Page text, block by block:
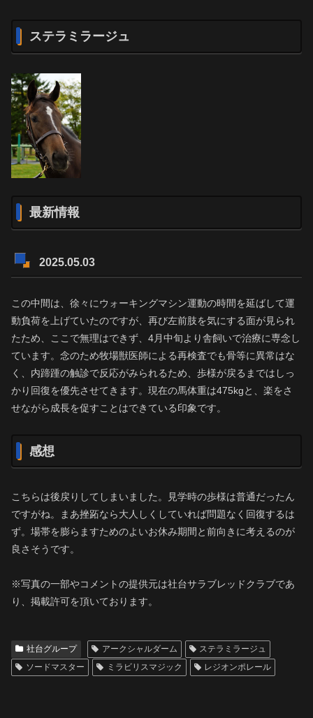
ステラミラージュ
最新情報
2025.05.03
この中間は、徐々にウォーキングマシン運動の時間を延ばして運
動負荷を上げていたのですが、再び左前肢を気にする面が見られ
たため、ここで無理はできず、4月中旬より舎飼いで治療に専念し
ています。念のため牧場獣医師による再検査でも骨等に異常はな
く、内蹄踵の触診で反応がみられるため、歩様が戻るまではしっ
かり回復を優先させてきます。現在の馬体重は475kgと、楽をさ
せながら成長を促すことはできている印象です。
感想
こちらは後戻りしてしまいました。見学時の歩様は普通だったん
ですがね。まあ挫跖なら大人しくしていれば問題なく回復するは
ず。場帯を膨らますためのよいお休み期間と前向きに考えるのが
良さそうです。
※写真の一部やコメントの提供元は社台サラブレッドクラブであ
り、掲載許可を頂いております。
社台グループ アークシャルダーム
ステラミラージュ
ソードマスター
ミラビリスマジック レジオンポレール